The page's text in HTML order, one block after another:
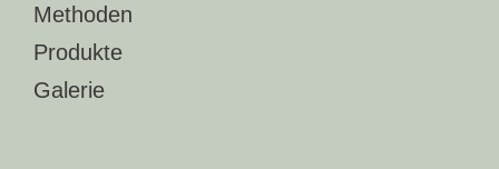
Methoden
Produkte
Galerie